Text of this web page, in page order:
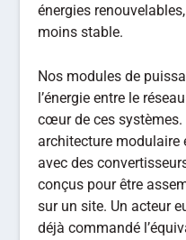
énergies
moins stable.
Nos modules de
l’énergie entre le
cœur de ces
architecture modulaire
avec des
conçus pour être
sur un site. Un acteur
déjà commandé